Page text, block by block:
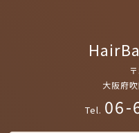
大阪府
Tel. 06-